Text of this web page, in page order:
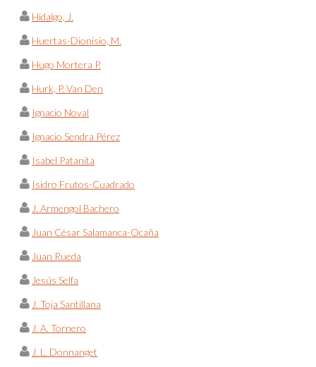
Hidalgo, J.
Huertas-Dionisio, M.
Hugo Mortera P.
Hurk, P. Van Den
Ignacio Noval
Ignacio Sendra Pérez
Isabel Patanita
Isidro Frutos-Cuadrado
J. Armengol Bachero
Juan César Salamanca-Ocaña
Juan Rueda
Jesús Selfa
J. Toja Santillana
J. A. Tornero
J. L. Donnanget